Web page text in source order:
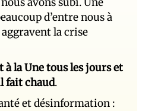
d’entre nous à
la crise
à la Une tous les jours et
fait chaud.
et désinformation :